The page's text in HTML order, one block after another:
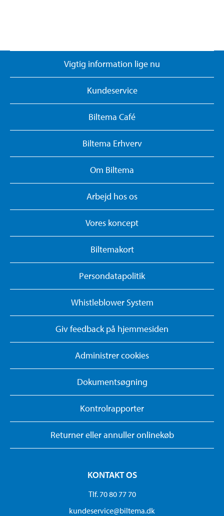
Vigtig information lige nu
Kundeservice
Biltema Café
Biltema Erhverv
Om Biltema
Arbejd hos os
Vores koncept
Biltemakort
Persondatapolitik
Whistleblower System
Giv feedback på hjemmesiden
Administrer cookies
Dokumentsøgning
Kontrolrapporter
Returner eller annuller onlinekøb
KONTAKT OS
Tlf. 70 80 77 70
kundeservice@biltema.dk